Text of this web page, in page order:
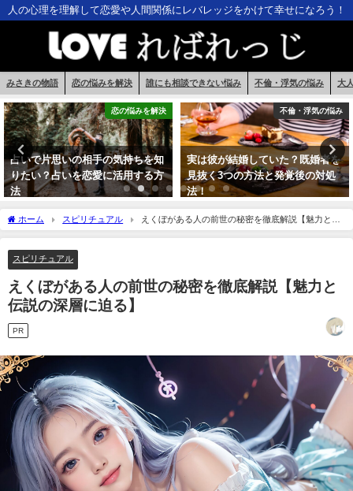
人の心理を理解して恋愛や人間関係にレバレッジをかけて幸せになろう！
みさきの物語 恋の悩みを解決 誰にも相談できない悩み 不倫・浮気の悩み 大
不倫・浮気の悩み
実は彼が結婚していた？既婚者を
見抜く3つの方法と発覚後の対処
法！
不倫・浮気の悩み
彼が浮気する男だった！何度も浮
気を繰り返す心理とその対策は？
ホーム スピリチュアル
えくぼがある人の前世の秘密を徹底解説【魅力と伝
説の深層に迫る】
スピリチュアル
えくぼがある人の前世の秘密を徹底解説【魅力と
伝説の深層に迫る】
PR